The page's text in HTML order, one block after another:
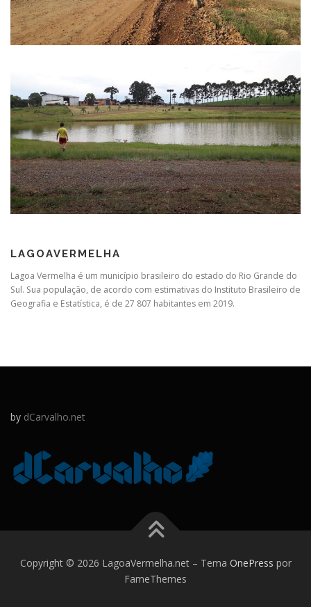
LAGOAVERMELHA
Lagoa Vermelha é um município brasileiro do estado do Rio Grande do
Sul. Sua população, de acordo com estimativas do Instituto Brasileiro de
Geografia e Estatística, é de 27 807 habitantes em 2019.
by dCarvalho.net
Copyright © 2026 LagoaVermelha.net – Tema OnePress por
FameThemes